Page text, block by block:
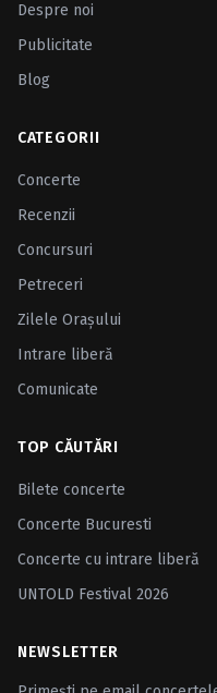
Despre noi
Publicitate
Blog
CATEGORII
Concerte
Recenzii
Concursuri
Petreceri
Zilele Oraşului
Intrare liberă
Comunicate
TOP CĂUTĂRI
Bilete concerte
Concerte Bucuresti
Concerte cu intrare liberă
UNTOLD Festival 2026
NEWSLETTER